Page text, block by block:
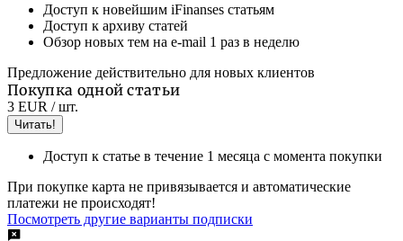
Доступ к новейшим iFinanses статьям
Доступ к архиву статей
Обзор новых тем на e-mail 1 раз в неделю
Предложение действительно для новых клиентов
Покупка одной статьи
3 EUR / шт.
Читать!
Доступ к статье в течение 1 месяца с момента покупки
При покупке карта не привязывается и автоматические
платежи не происходят!
Посмотреть другие варианты подписки